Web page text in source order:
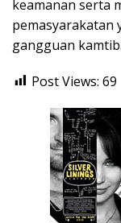
keamanan serta
pemasyarakatan
gangguan kamtib.
Post Views: 69